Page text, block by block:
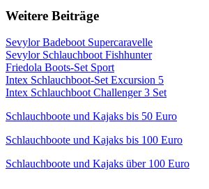
Weitere Beiträge
Sevylor Badeboot Supercaravelle
Sevylor Schlauchboot Fishhunter
Friedola Boots-Set Sport
Intex Schlauchboot-Set Excursion 5
Intex Schlauchboot Challenger 3 Set
Schlauchboote und Kajaks bis 50 Euro
Schlauchboote und Kajaks bis 100 Euro
Schlauchboote und Kajaks über 100 Euro